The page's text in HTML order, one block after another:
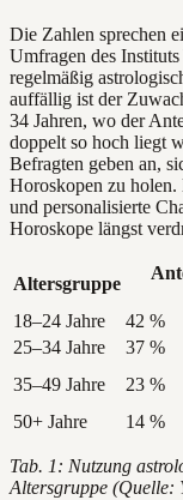
Die Zahlen sprechen
Umfragen des
regelmäßig
auffällig ist der
34 Jahren, wo der
doppelt so hoch liegt
Befragten geben an,
Horoskopen zu
und personalisierte
Horoskope längst
Altersgruppe
18–24 Jahre
42 %
25–34 Jahre
37 %
35–49 Jahre
23 %
50+ Jahre
14 %
Tab. 1: Nutzung
Altersgruppe (Quelle: